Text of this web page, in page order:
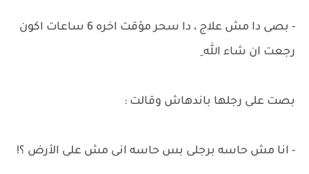
- بصى دا مش علاج ، دا سحر مؤقت اخره 6 ساعات اكون
رجعت ان شاء الله ِ
بصت على رجلها باندهاش وقالت :
- انا مش حاسه برجلى بس حاسه انى مش على الأرض ؟!